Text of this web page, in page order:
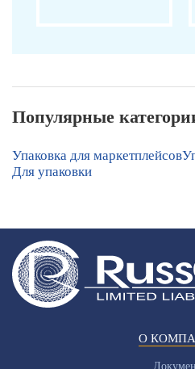
Популярные
Упаковка для маркетплейсов
Для упаковки
О